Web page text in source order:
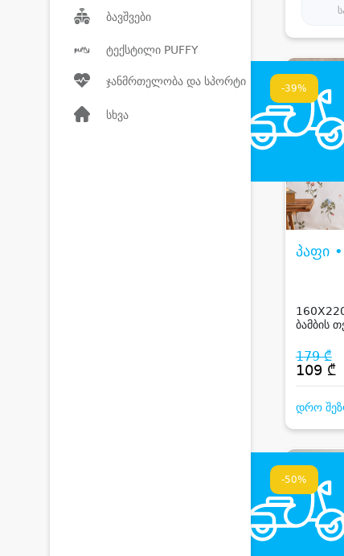
ბავშვები
ტექსტილი PUFFY
ჯანმრთელობა და სპორტი
სხვა
-39%
პაფი
ბამბის
179 ₾
109 ₾
დრო
-50%